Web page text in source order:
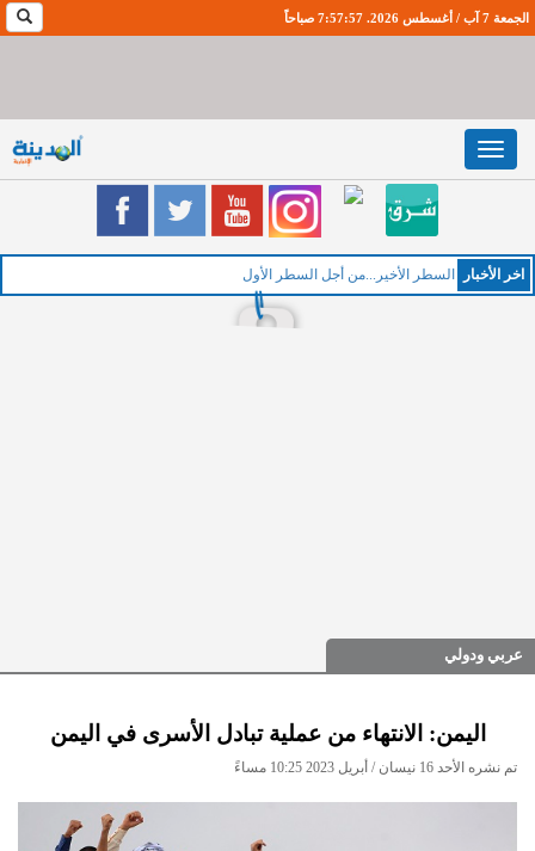
الجمعة 7 آب / أغسطس 2026. 7:57:57 صباحاً
Toggle
navigation
اخر اﻷخبار السطر الأخير...من أجل السطر الأول
عربي ودولي
اليمن: الانتهاء من عملية تبادل الأسرى في اليمن
تم نشره الأحد 16 نيسان / أبريل 2023 10:25 مساءً